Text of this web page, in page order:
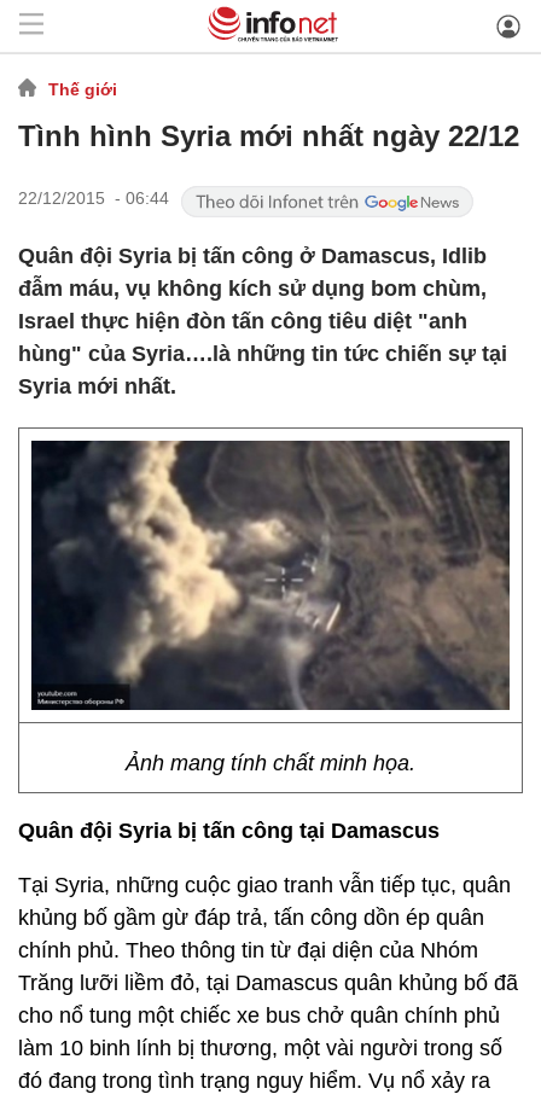
Thế giới
Tình hình Syria mới nhất ngày 22/12
22/12/2015 - 06:44
Quân đội Syria bị tấn công ở Damascus, Idlib
đẫm máu, vụ không kích sử dụng bom chùm,
Israel thực hiện đòn tấn công tiêu diệt "anh
hùng" của Syria….là những tin tức chiến sự tại
Syria mới nhất.
Ảnh mang tính chất minh họa.
Quân đội Syria bị tấn công tại Damascus
Tại Syria, những cuộc giao tranh vẫn tiếp tục, quân
khủng bố gầm gừ đáp trả, tấn công dồn ép quân
chính phủ. Theo thông tin từ đại diện của Nhóm
Trăng lưỡi liềm đỏ, tại Damascus quân khủng bố đã
cho nổ tung một chiếc xe bus chở quân chính phủ
làm 10 binh lính bị thương, một vài người trong số
đó đang trong tình trạng nguy hiểm. Vụ nổ xảy ra